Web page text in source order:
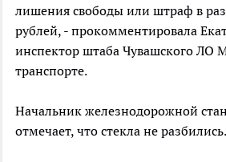
лишения свободы или штраф в
рублей, - прокомментировала
инспектор штаба Чувашского ЛО
транспорте.
Начальник железнодорожной
отмечает, что стекла не разбились.